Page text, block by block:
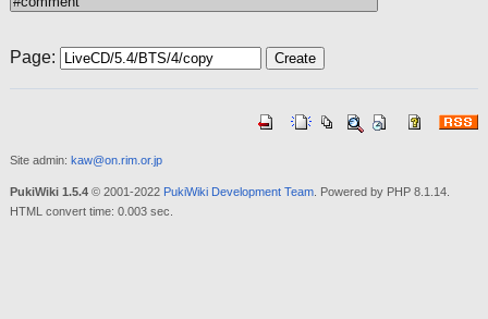
Page:
Site admin: kaw@on.rim.or.jp
PukiWiki 1.5.4© 2001-2022 PukiWiki Development Team. Powered by PHP 8.1.14.
HTML convert time: 0.003 sec.